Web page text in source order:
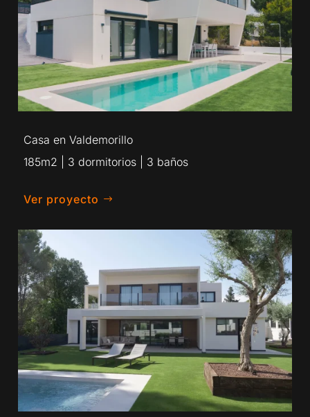
Casa en Valdemorillo
185m2 | 3 dormitorios | 3 baños
Ver proyecto